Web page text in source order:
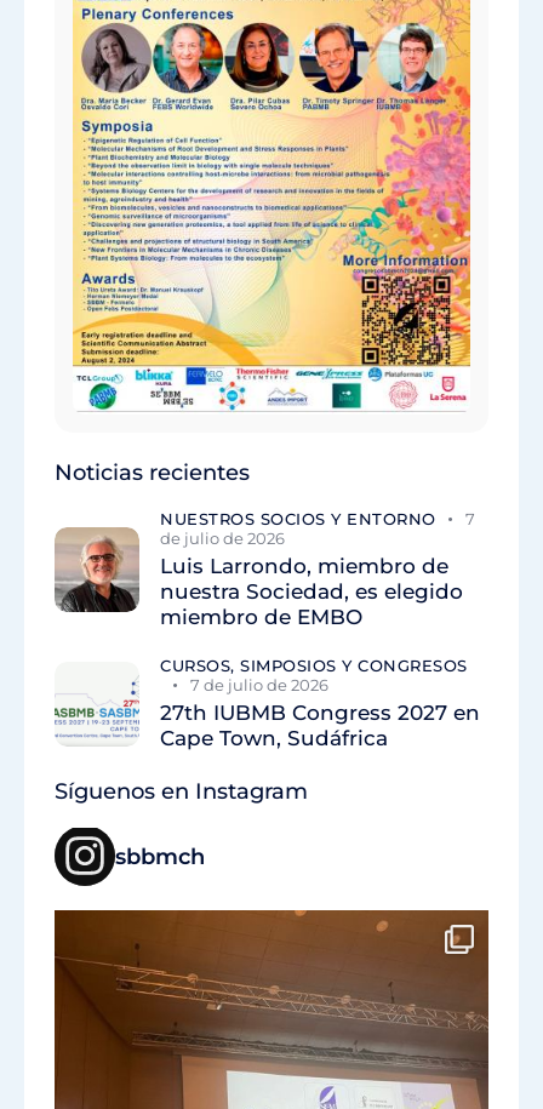
Noticias recientes
NUESTROS SOCIOS Y ENTORNO
7
de julio de 2026
Luis Larrondo, miembro de
nuestra Sociedad, es elegido
miembro de EMBO
CURSOS, SIMPOSIOS Y CONGRESOS
7 de julio de 2026
27th IUBMB Congress 2027 en
Cape Town, Sudáfrica
Síguenos en Instagram
sbbmch